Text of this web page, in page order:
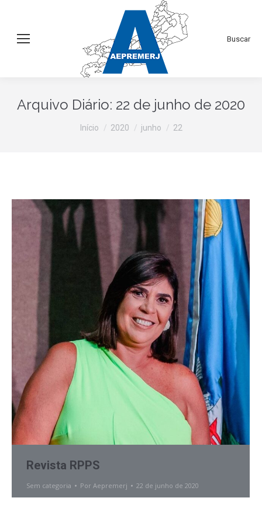
Search:
Buscar
Arquivo Diário: 22 de junho de 2020
Início 2020 junho 22
Revista RPPS
Sem categoria Por Aepremerj 22 de junho de 2020